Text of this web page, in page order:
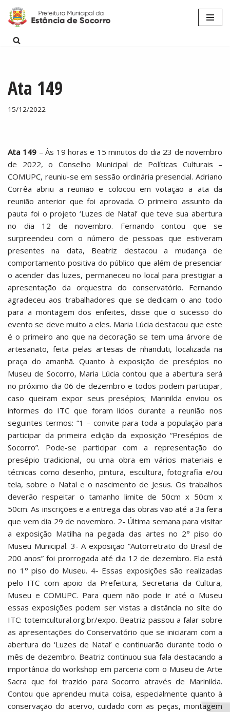
Pular
para
Ata 149
15/12/2022
Ata 149 – Às 19 horas e 15 minutos do dia 23 de novembro
de 2022, o Conselho Municipal de Políticas Culturais –
COMUPC, reuniu-se em sessão ordinária presencial. Adriano
Corrêa abriu a reunião e colocou em votação a ata da
reunião anterior que foi aprovada. O primeiro assunto da
pauta foi o projeto ‘Luzes de Natal’ que teve sua abertura
no dia 12 de novembro. Fernando contou que se
surpreendeu com o número de pessoas que estiveram
presentes na data, Beatriz destacou a mudança de
comportamento positiva do público que além de presenciar
o acender das luzes, permaneceu no local para prestigiar a
apresentação da orquestra do conservatório. Fernando
agradeceu aos trabalhadores que se dedicam o ano todo
para a montagem dos enfeites, disse que o sucesso do
evento se deve muito a eles. Maria Lúcia destacou que este
é o primeiro ano que na decoração se tem uma árvore de
artesanato, feita pelas artesãs de nhanduti, localizada na
praça do amanhã. Quanto à exposição de presépios no
Museu de Socorro, Maria Lúcia contou que a abertura será
no próximo dia 06 de dezembro e todos podem participar,
caso queiram expor seus presépios; Marinilda enviou os
informes do ITC que foram lidos durante a reunião nos
seguintes termos: “1 – convite para toda a população para
participar da primeira edição da exposição “Presépios de
Socorro”. Pode-se participar com a representação do
presépio tradicional, ou uma obra em vários materiais e
técnicas como desenho, pintura, escultura, fotografia e/ou
tela, sobre o Natal e o nascimento de Jesus. Os trabalhos
deverão respeitar o tamanho limite de 50cm x 50cm x
50cm. As inscrições e a entrega das obras vão até a 3a feira
que vem dia 29 de novembro. 2- Última semana para visitar
a exposição Matilha na pegada das artes no 2° piso do
Museu Municipal. 3- A exposição “Autorretrato do Brasil de
200 anos” foi prorrogada até dia 12 de dezembro. Ela está
no 1° piso do Museu. 4- Essas exposições são realizadas
pelo ITC com apoio da Prefeitura, Secretaria da Cultura,
Museu e COMUPC. Para quem não pode ir até o Museu
essas exposições podem ser vistas a distância no site do
ITC: totemcultural.org.br/expo. Beatriz passou a falar sobre
as apresentações do Conservatório que se iniciaram com a
abertura do ‘Luzes de Natal’ e continuarão durante todo o
mês de dezembro. Beatriz continuou sua fala destacando a
importância do workshop em parceria com o Museu de Arte
Sacra que foi trazido para Socorro através de Marinilda.
Contou que aprendeu muita coisa, especialmente quanto à
conservação do acervo, cuidado com as peças, montagem